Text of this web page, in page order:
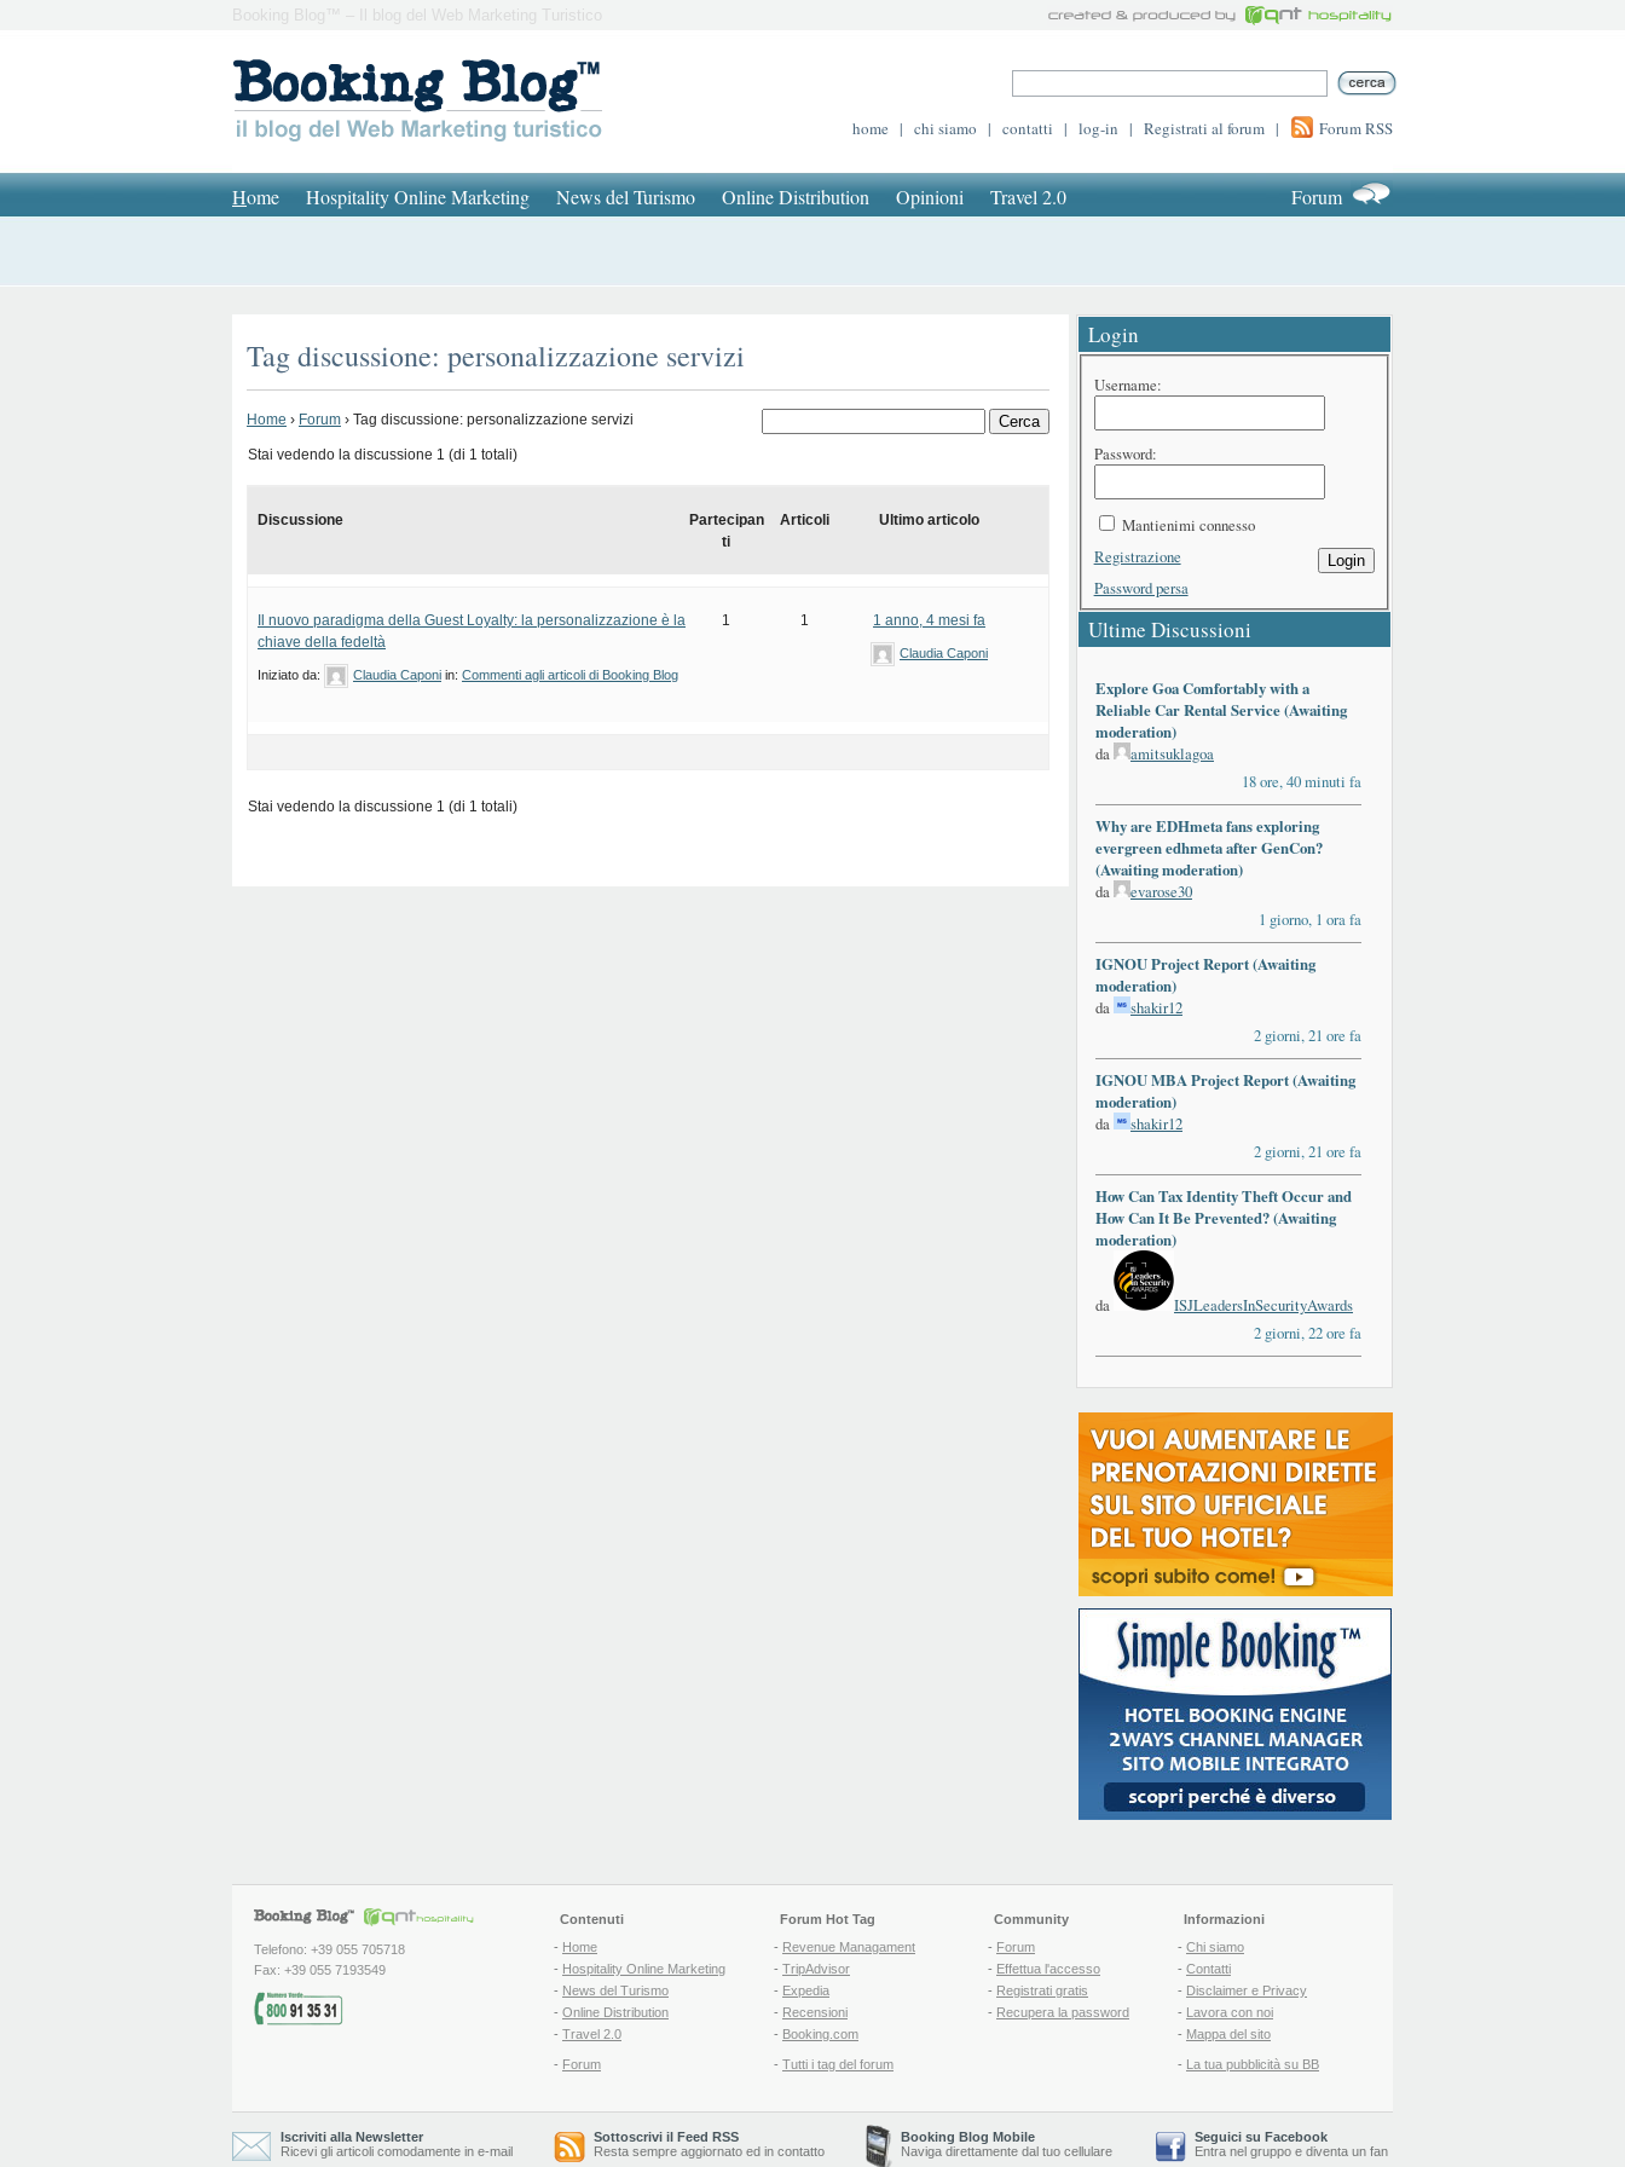
Booking Blog™ – Il blog del Web Marketing Turistico
home | chi siamo | contatti | log-in | Registrati al forum | Forum RSS
Home Hospitality Online Marketing News del Turismo Online Distribution Opinioni Travel 2.0 Forum
Tag discussione: personalizzazione servizi
Home › Forum › Tag discussione: personalizzazione servizi
Stai vedendo la discussione 1 (di 1 totali)
Discussione
Partecipan
ti
Articoli Ultimo articolo
Il nuovo paradigma della Guest Loyalty: la personalizzazione è la
chiave della fedeltà
Iniziato da: Claudia Caponi in: Commenti agli articoli di Booking Blog
1 1 1 anno, 4 mesi fa
Claudia Caponi
Stai vedendo la discussione 1 (di 1 totali)
Login
Username:
Password:
Mantienimi connesso
Login
Registrazione
Password persa
Ultime Discussioni
Explore Goa Comfortably with a
Reliable Car Rental Service (Awaiting
moderation)
da
amitsuklagoa
18 ore, 40 minuti fa
Why are EDHmeta fans exploring
evergreen edhmeta after GenCon?
(Awaiting moderation)
da
evarose30
1 giorno, 1 ora fa
IGNOU Project Report (Awaiting
moderation)
da
shakir12
2 giorni, 21 ore fa
IGNOU MBA Project Report (Awaiting
moderation)
da
shakir12
2 giorni, 21 ore fa
How Can Tax Identity Theft Occur and
How Can It Be Prevented? (Awaiting
moderation)
da
ISJLeadersInSecurityAwards
2 giorni, 22 ore fa
Telefono: +39 055 705718
Fax: +39 055 7193549
Contenuti
- Home
- Hospitality Online Marketing
- News del Turismo
- Online Distribution
- Travel 2.0
- Forum
Forum Hot Tag
- Revenue Managament
- TripAdvisor
- Expedia
- Recensioni
- Booking.com
- Tutti i tag del forum
Community
- Forum
- Effettua l'accesso
- Registrati gratis
- Recupera la password
Informazioni
- Chi siamo
- Contatti
- Disclaimer e Privacy
- Lavora con noi
- Mappa del sito
- La tua pubblicità su BB
Iscriviti alla Newsletter
Ricevi gli articoli comodamente in e-mail
Sottoscrivi il Feed RSS
Resta sempre aggiornato ed in contatto
Booking Blog Mobile
Naviga direttamente dal tuo cellulare
Seguici su Facebook
Entra nel gruppo e diventa un fan